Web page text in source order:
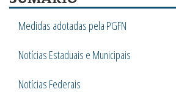
Medidas adotadas pela PGFN
Notícias Estaduais e Municipais
Notícias Federais